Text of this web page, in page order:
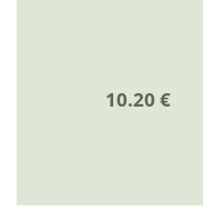
10.20 €